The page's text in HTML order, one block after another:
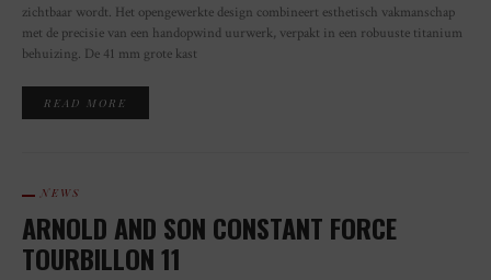
zichtbaar wordt. Het opengewerkte design combineert esthetisch vakmanschap
met de precisie van een handopwind uurwerk, verpakt in een robuuste titanium
behuizing. De 41 mm grote kast
READ MORE
NEWS
ARNOLD AND SON CONSTANT FORCE
TOURBILLON 11